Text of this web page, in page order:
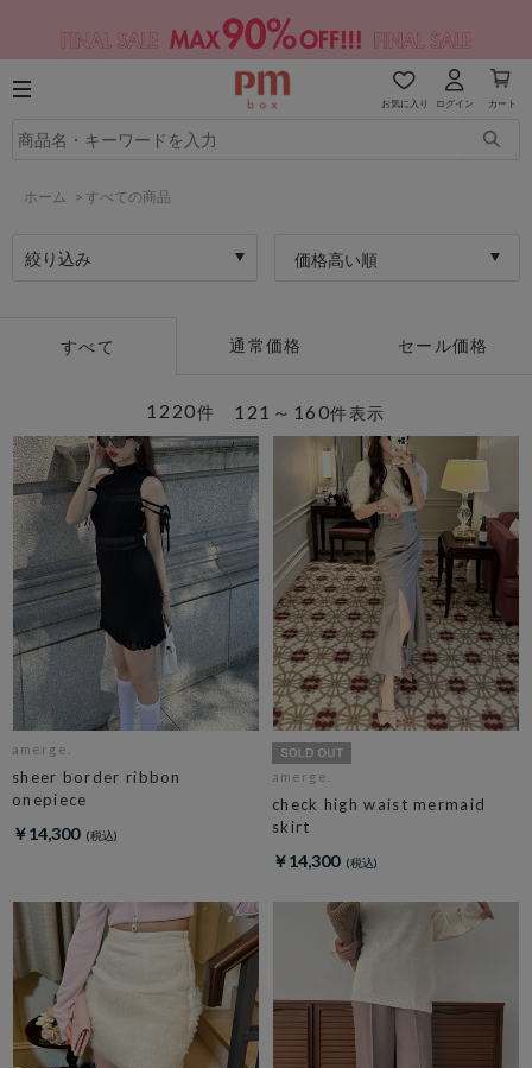
お気に入り ログイン カート
ホーム > すべての商品
絞り込み 価格高い順
すべて 通常価格 セール価格
121～160件表示
1220件
amerge.
sheer border ribbon
onepiece
￥14,300
amerge.
check high waist mermaid
skirt
￥14,300